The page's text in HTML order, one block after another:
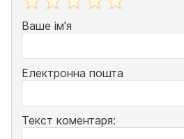
Ваше ім'я
Електронна пошта
Текст коментаря: